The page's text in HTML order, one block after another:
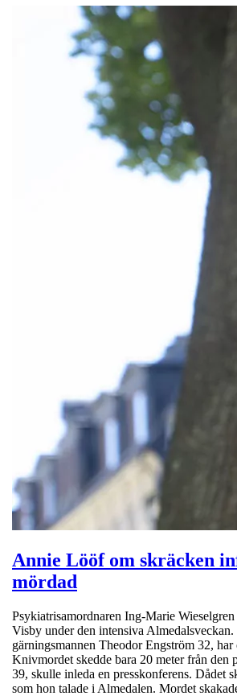
Annie Lööf om skräcken
mördad
Psykiatrisamordnaren Ing-Marie
Visby under den intensiva Almedalsveckan.
gärningsmannen Theodor Engström 32, har
Knivmordet skedde bara 20 meter från den
39, skulle inleda en presskonferens. Dådet
som hon talade i Almedalen. Mordet